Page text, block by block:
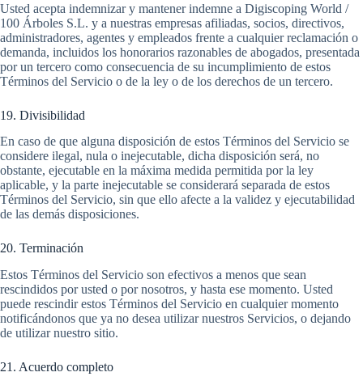
Usted acepta indemnizar y mantener indemne a Digiscoping World /
100 Árboles S.L. y a nuestras empresas afiliadas, socios, directivos,
administradores, agentes y empleados frente a cualquier reclamación o
demanda, incluidos los honorarios razonables de abogados, presentada
por un tercero como consecuencia de su incumplimiento de estos
Términos del Servicio o de la ley o de los derechos de un tercero.
19. Divisibilidad
En caso de que alguna disposición de estos Términos del Servicio se
considere ilegal, nula o inejecutable, dicha disposición será, no
obstante, ejecutable en la máxima medida permitida por la ley
aplicable, y la parte inejecutable se considerará separada de estos
Términos del Servicio, sin que ello afecte a la validez y ejecutabilidad
de las demás disposiciones.
20. Terminación
Estos Términos del Servicio son efectivos a menos que sean
rescindidos por usted o por nosotros, y hasta ese momento. Usted
puede rescindir estos Términos del Servicio en cualquier momento
notificándonos que ya no desea utilizar nuestros Servicios, o dejando
de utilizar nuestro sitio.
21. Acuerdo completo